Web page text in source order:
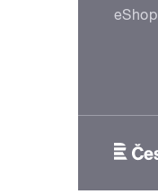
eShop